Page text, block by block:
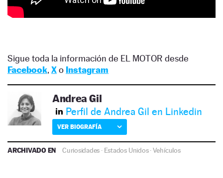
Sigue toda la información de EL MOTOR desde
Facebook, Xo Instagram
Andrea Gil
Perfil de Andrea Gil en Linkedin
VER BIOGRAFÍA
ARCHIVADO EN Curiosidades · Estados Unidos·Vehículos